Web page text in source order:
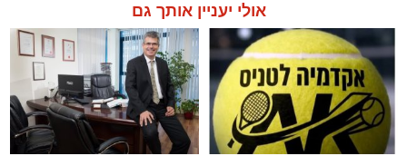
אולי יעניין אותך גם